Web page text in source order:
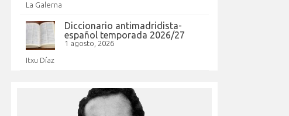
La Galerna
Diccionario antimadridista-
español temporada 2026/27
1 agosto, 2026
Itxu Díaz